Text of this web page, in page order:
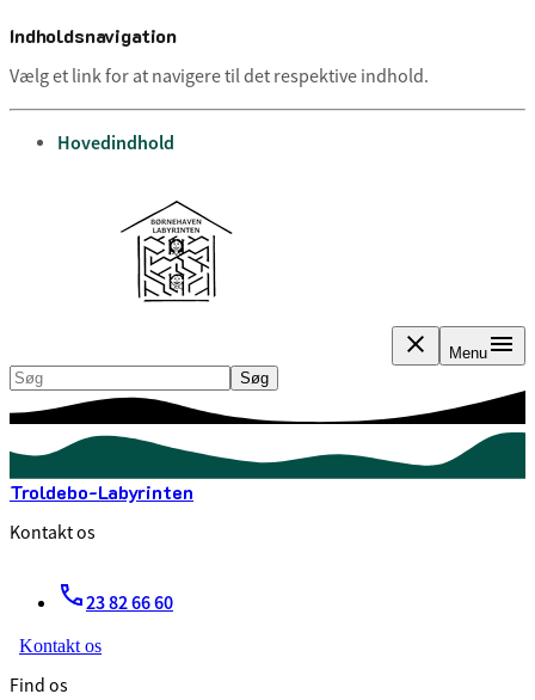
Indholdsnavigation
Vælg et link for at navigere til det respektive indhold.
gå til
Hovedindhold
Menu
Søg Søg
Troldebo-Labyrinten
Kontakt os
23 82 66 60
Kontakt os
Find os